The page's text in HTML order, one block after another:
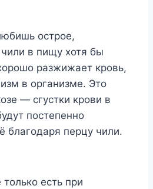
острое,
в пищу хотя бы
разжижает кровь,
в организме. Это
— сгустки крови в
постепенно
благодаря перцу чили.
есть при